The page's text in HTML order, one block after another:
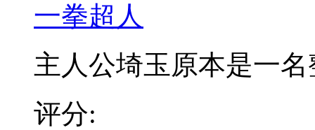
一拳超人
主人公埼玉原本是一名
评分: